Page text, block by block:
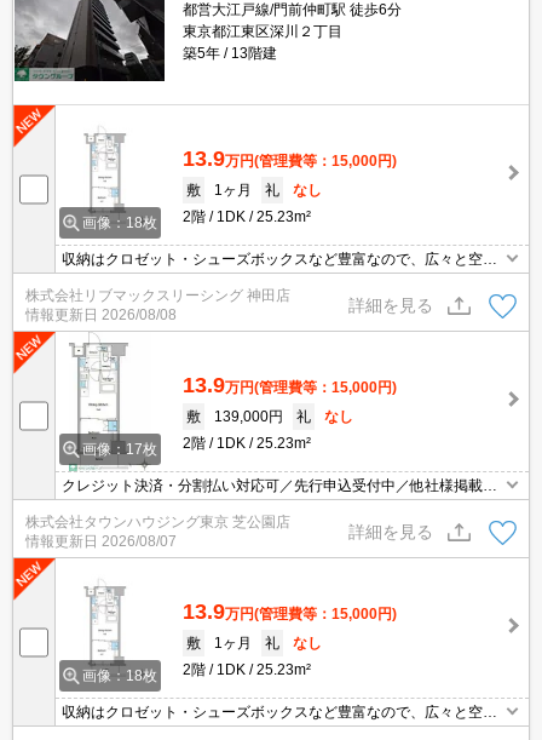
都営大江戸線/門前仲町駅 徒歩6分
東京都江東区深川２丁目
築5年
13階建
画像：18枚
13.9万円(管理費等：15,000円)
敷
1ヶ月 礼
なし
2階
1DK 25.23m²
収納はクロゼット・シューズボックスなど豊富なので、広々と空間
を利用することも可能です。共用部には宅配ボックス・ゴミ出し24
時間OKなどが揃っております。セキュリティ面は、TVインターホ
ン・オートロックなどを設置しているので安全面でも優れておりま
す。社会人になったからには、1DKでゆったりした一人暮らしの生
活を。
株式会社リブマックスリーシング 神田店
情報更新日 2026/08/08
詳細を見る
画像：17枚
13.9万円(管理費等：15,000円)
敷
139,000円 礼
なし
2階
1DK 25.23m²
クレジット決済・分割払い対応可／先行申込受付中／他社様掲載物
件もまとめてご案内可能／専任物件多数あり
株式会社タウンハウジング東京 芝公園店
情報更新日 2026/08/07
詳細を見る
画像：18枚
13.9万円(管理費等：15,000円)
敷
1ヶ月 礼
なし
2階
1DK 25.23m²
収納はクロゼット・シューズボックスなど豊富なので、広々と空間
を利用することも可能です。共用部には宅配ボックス・ゴミ出し24